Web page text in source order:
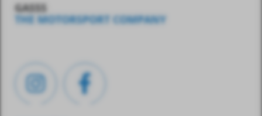
GASSS
THE MOTORSPORT COMPANY